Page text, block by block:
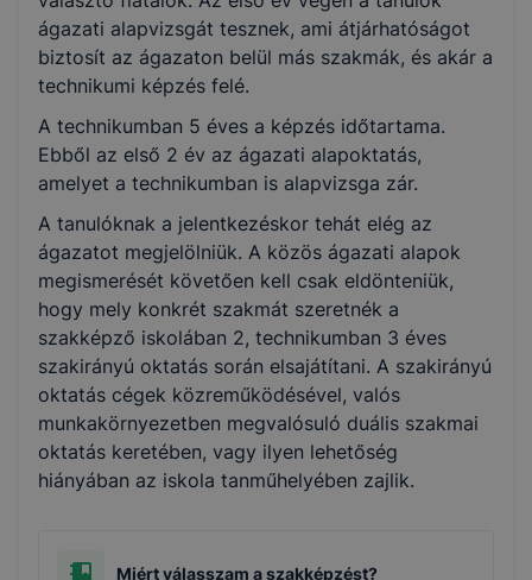
ágazati alapvizsgát tesznek, ami átjárhatóságot
biztosít az ágazaton belül más szakmák, és akár a
technikumi képzés felé.
A technikumban 5 éves a képzés időtartama.
Ebből az első 2 év az ágazati alapoktatás,
amelyet a technikumban is alapvizsga zár.
A tanulóknak a jelentkezéskor tehát elég az
ágazatot megjelölniük. A közös ágazati alapok
megismerését követően kell csak eldönteniük,
hogy mely konkrét szakmát szeretnék a
szakképző iskolában 2, technikumban 3 éves
szakirányú oktatás során elsajátítani. A szakirányú
oktatás cégek közreműködésével, valós
munkakörnyezetben megvalósuló duális szakmai
oktatás keretében, vagy ilyen lehetőség
hiányában az iskola tanműhelyében zajlik.
Miért válasszam a szakképzést?